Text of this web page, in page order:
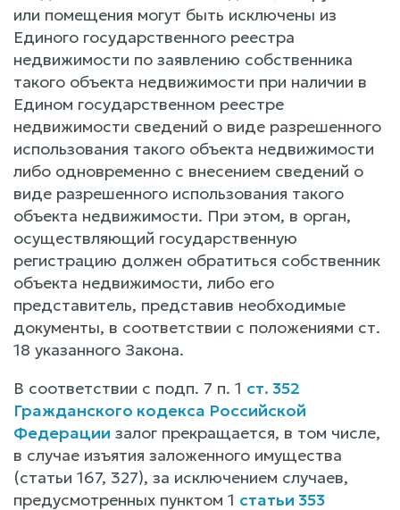
или помещения могут быть исключены из
Единого государственного реестра
недвижимости по заявлению собственника
такого объекта недвижимости при наличии в
Едином государственном реестре
недвижимости сведений о виде разрешенного
использования такого объекта недвижимости
либо одновременно с внесением сведений о
виде разрешенного использования такого
объекта недвижимости. При этом, в орган,
осуществляющий государственную
регистрацию должен обратиться собственник
объекта недвижимости, либо его
представитель, представив необходимые
документы, в соответствии с положениями ст.
18 указанного Закона.
В соответствии с подп. 7 п. 1 ст. 352
Гражданского кодекса Российской
Федерации залог прекращается, в том числе,
в случае изъятия заложенного имущества
(статьи 167, 327), за исключением случаев,
предусмотренных пунктом 1 статьи 353